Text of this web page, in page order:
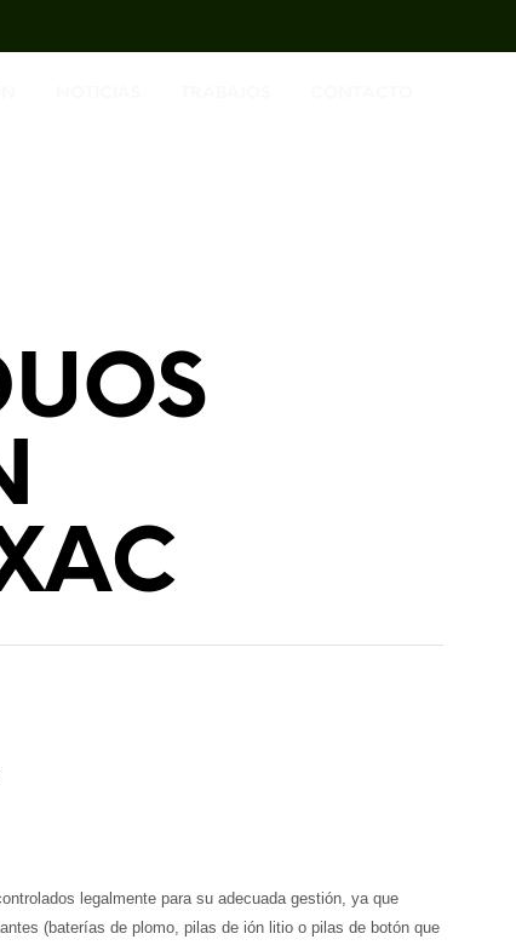
legalmente para su adecuada gestión, ya que
(baterías de plomo, pilas de ión litio o pilas de botón que